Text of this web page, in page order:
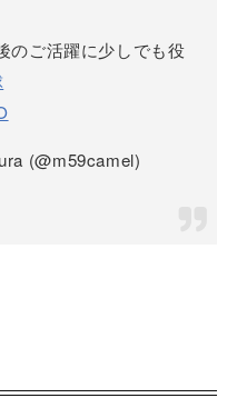
のご活躍に少しでも役
(@m59camel)